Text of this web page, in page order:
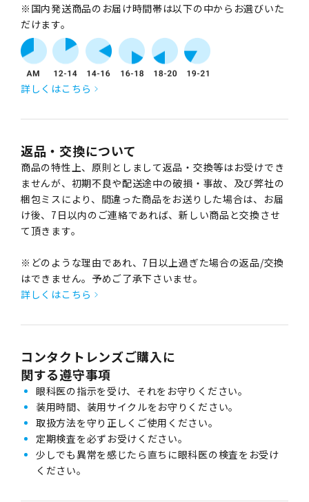
※国内発送商品のお届け時間帯は以下の中からお選びいた
だけます。
詳しくはこちら
返品・交換について
商品の特性上、原則としまして返品・交換等はお受けでき
ませんが、初期不良や配送途中の破損・事故、及び弊社の
梱包ミスにより、間違った商品をお送りした場合は、お届
け後、7日以内のご連絡であれば、新しい商品と交換させ
て頂きます。
※どのような理由であれ、7日以上過ぎた場合の返品/交換
はできません。予めご了承下さいませ。
詳しくはこちら
コンタクトレンズご購入に
関する遵守事項
眼科医の指示を受け、それをお守りください。
装用時間、装用サイクルをお守りください。
取扱方法を守り正しくご使用ください。
定期検査を必ずお受けください。
少しでも異常を感じたら直ちに眼科医の検査をお受け
ください。